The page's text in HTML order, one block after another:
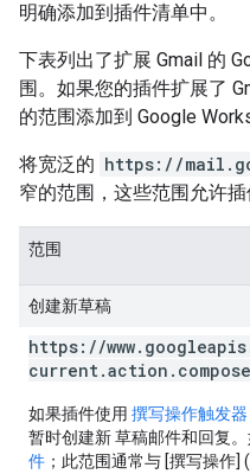
明确添加到插件清单中。
下表列出了扩展 Gmail 的
围。如果您的插件扩展了
的范围添加到 Google
将宽泛的 https://
窄的范围，这些范围允许插
范围
创建新草稿
https: //www. googleapis
current.action . compose
如果插件使用 撰写操作触发器
暂时创建新 草稿邮件和回复
件 ；此范围通常与 [撰写操作